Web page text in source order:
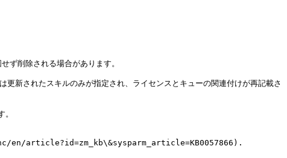
ず削除される場合があります。
新されたスキルのみが指定され、ライセンスとキューの関連付けが再記載さ
hc/en/article?id=zm_kb\&sysparm_article=KB0057866).